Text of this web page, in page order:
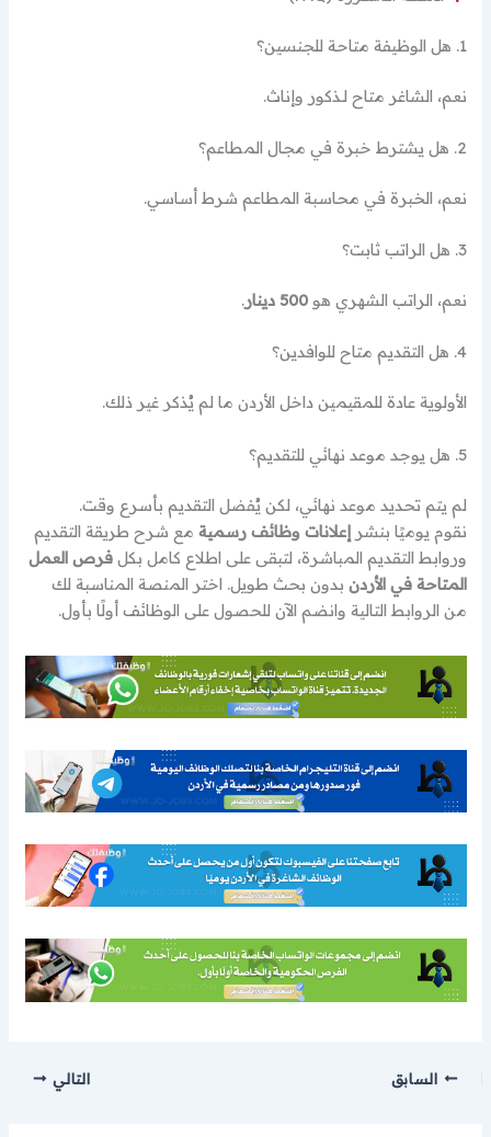
1. هل الوظيفة متاحة للجنسين؟
نعم، الشاغر متاح لـذكور وإناث.
2. هل يشترط خبرة في مجال المطاعم؟
نعم، الخبرة في محاسبة المطاعم شرط أساسي.
3. هل الراتب ثابت؟
نعم، الراتب الشهري هو500 دينار .
4. هل التقديم متاح للوافدين؟
الأولوية عادة للمقيمين داخل الأردن ما لم يُذكر غير ذلك.
5. هل يوجد موعد نهائي للتقديم؟
لم يتم تحديد موعد نهائي، لكن يُفضل التقديم بأسرع وقت.
نقوم يوميًا بنشرإعلانات وظائف رسمية مع شرح طريقة التقديم
وروابط التقديم المباشرة، لتبقى على اطلاع كامل بكلفرص العمل
المتاحة في الأردن بدون بحث طويل. اختر المنصة المناسبة لك
من الروابط التالية وانضم الآن للحصول على الوظائف أولًا بأول.
السابق التالي